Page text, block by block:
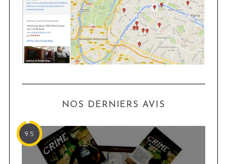
NOS DERNIERS AVIS
9.5